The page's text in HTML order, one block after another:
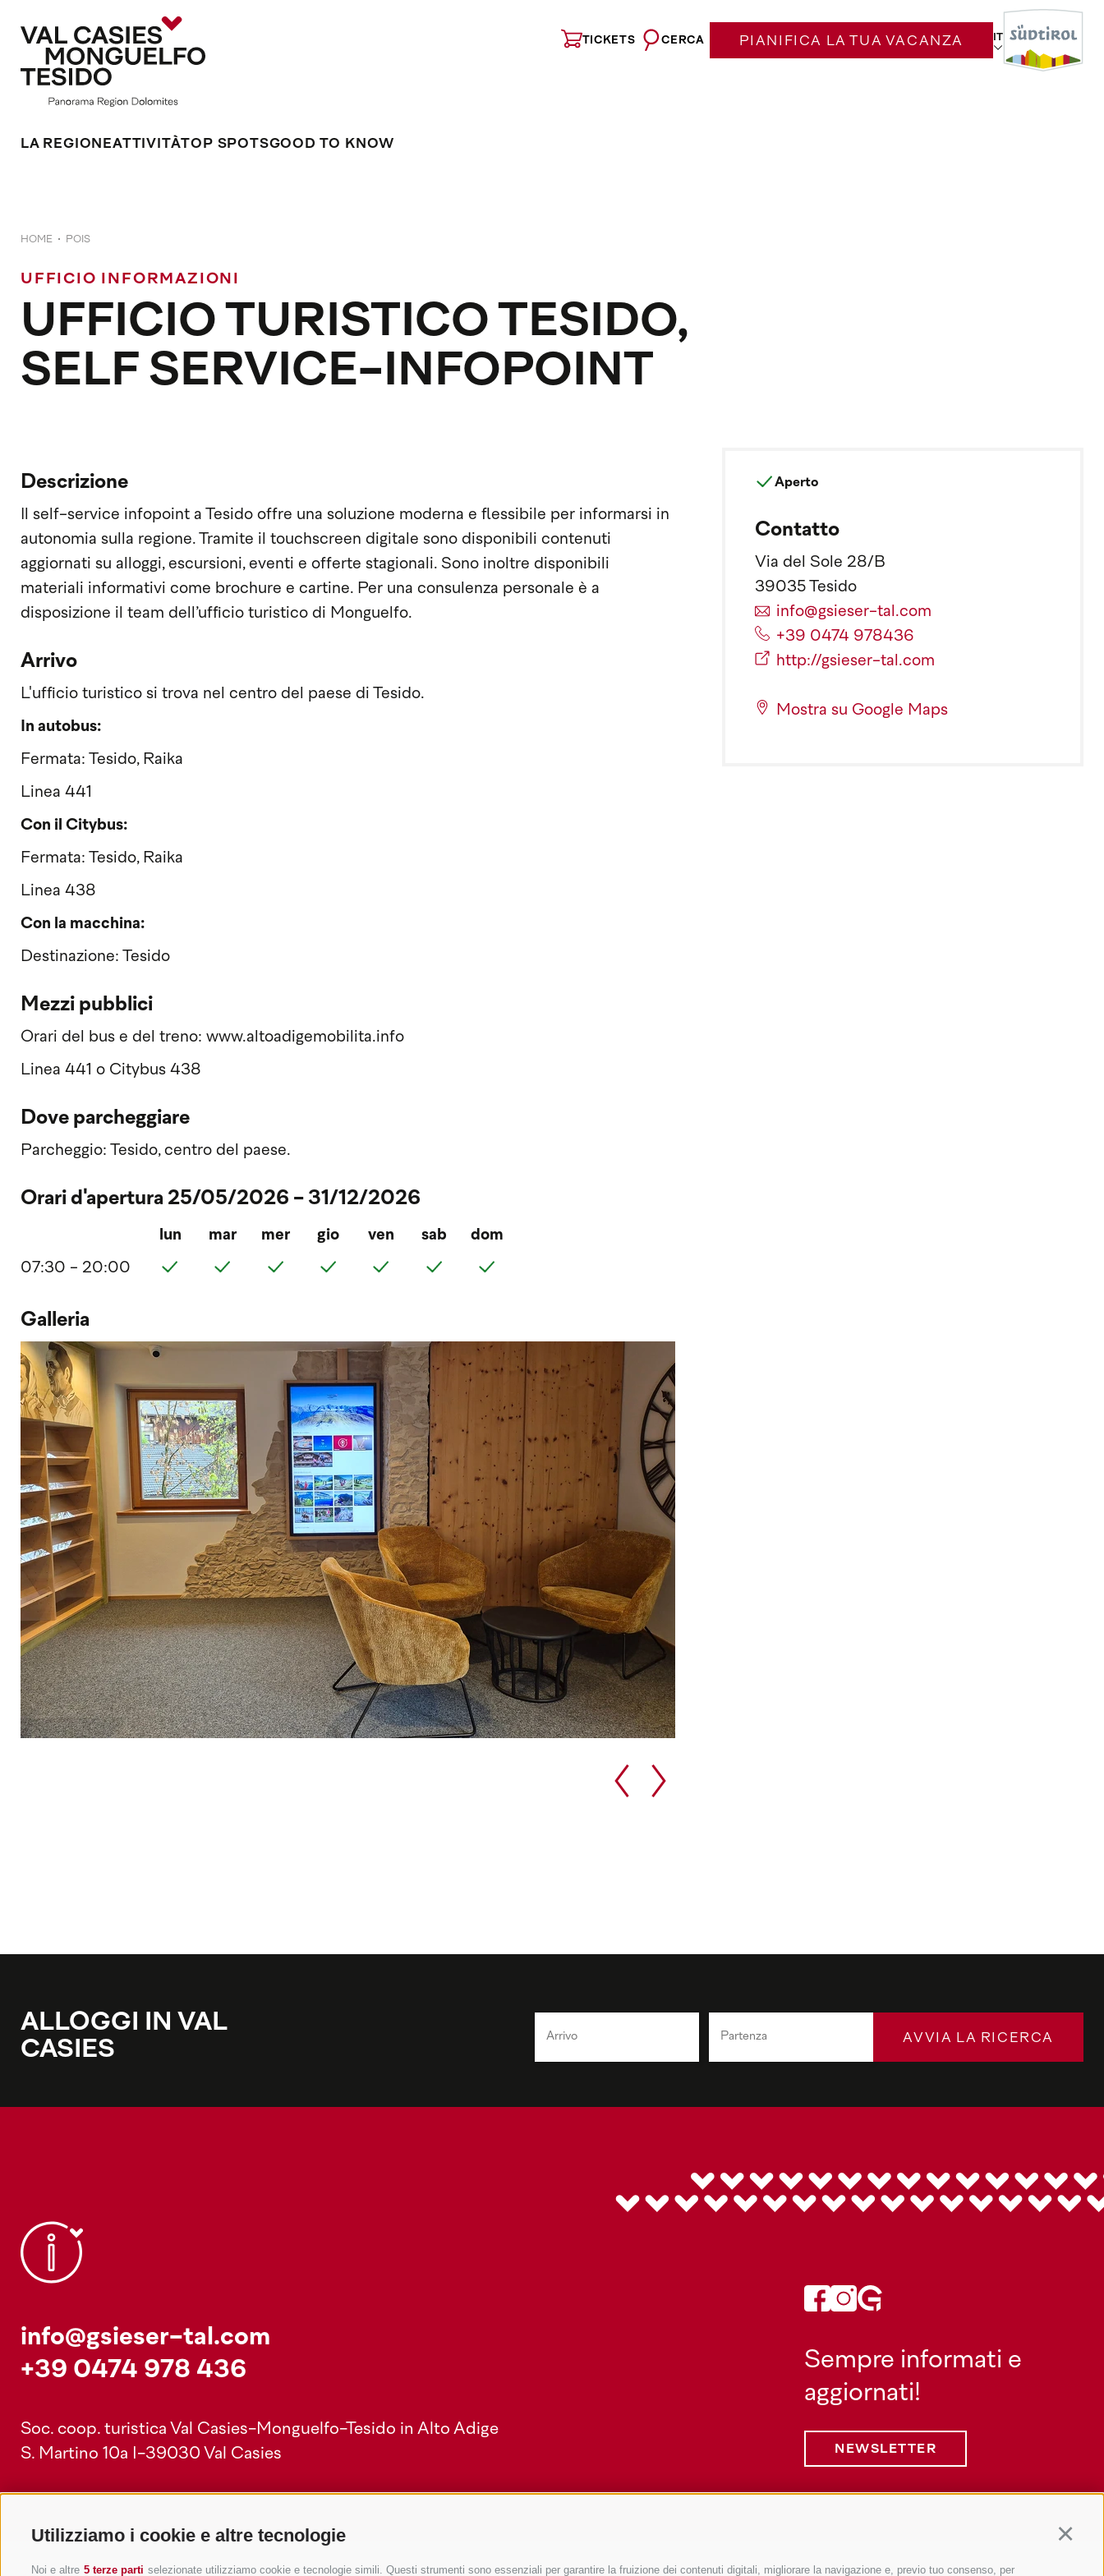
Utilizziamo i cookie e altre tecnologie
Noi e altre 5 terze parti selezionate utilizziamo cookie e tecnologie simili. Questi strumenti sono essenziali per garantire la fruizione dei contenuti digitali, migliorare la navigazione e, previo tuo consenso, per
TICKETS CERCA PIANIFICA LA TUA VACANZA IT
LA REGIONEATTIVITÀ TOP SPOTSGOOD TO KNOW
HOME POIS
UFFICIO INFORMAZIONI
UFFICIO TURISTICO TESIDO,
SELF SERVICE-INFOPOINT
Descrizione
Il self-service infopoint a Tesido offre una soluzione moderna e flessibile per informarsi in
autonomia sulla regione. Tramite il touchscreen digitale sono disponibili contenuti
aggiornati su alloggi, escursioni, eventi e offerte stagionali. Sono inoltre disponibili
materiali informativi come brochure e cartine. Per una consulenza personale è a
disposizione il team dell’ufficio turistico di Monguelfo.
Arrivo
L'ufficio turistico si trova nel centro del paese di Tesido.
In autobus:
Fermata: Tesido, Raika
Linea 441
Con il Citybus:
Fermata: Tesido, Raika
Linea 438
Con la macchina:
Destinazione: Tesido
Mezzi pubblici
Orari del bus e del treno: www.altoadigemobilita.info
Linea 441 o Citybus 438
Dove parcheggiare
Parcheggio: Tesido, centro del paese.
Orari d'apertura 25/05/2026 - 31/12/2026
lun mar mer gio ven sab dom
07:30 - 20:00
Galleria
Aperto
Contatto
Via del Sole 28/B
39035 Tesido
info@gsieser-tal.com
+39 0474 978436
http://gsieser-tal.com
Mostra su Google Maps
ALLOGGI IN VAL
CASIES
AVVIA LA RICERCA
info@gsieser-tal.com
+39 0474 978 436
Soc. coop. turistica Val Casies-Monguelfo-Tesido in Alto Adige
S. Martino 10a I-39030 Val Casies
Sempre informati e
aggiornati!
NEWSLETTER